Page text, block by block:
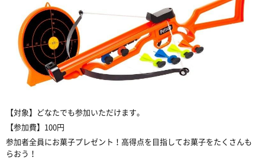
【対象】どなたでも参加いただけます。
【参加費】100円
参加者全員にお菓子プレゼント！高得点を目指してお菓子をたくさんも
らおう！